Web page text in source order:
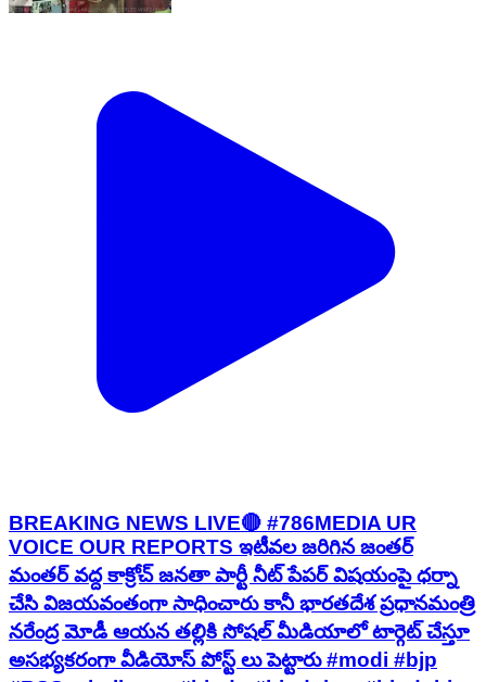
BREAKING NEWS LIVE🔴 #786MEDIA UR
VOICE OUR REPORTS ఇటీవల జరిగిన జంతర్
మంతర్ వద్ద కాక్రోచ్ జనతా పార్టీ నీట్ పేపర్ విషయంపై ధర్నా
చేసి విజయవంతంగా సాధించారు కానీ భారతదేశ ప్రధానమంత్రి
నరేంద్ర మోడీ ఆయన తల్లికి సోషల్ మీడియాలో టార్గెట్ చేస్తూ
అసభ్యకరంగా వీడియోస్ పోస్ట్ లు పెట్టారు #modi #bjp